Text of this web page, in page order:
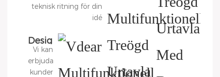
teknisk ritning för din
idé
Designa
3D-
diagram
Vi kan
erbjuda
kunder